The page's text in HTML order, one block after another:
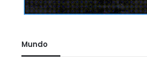
Mundo